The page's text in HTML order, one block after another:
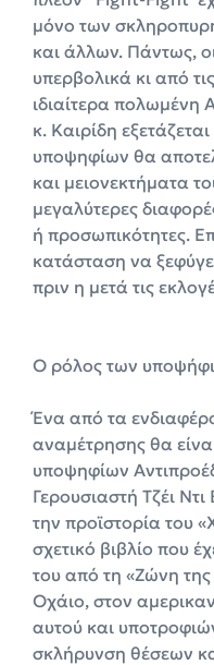
μόνο των
και άλλων. Πάντως,
υπερβολικά κι από
ιδιαίτερα πολωμένη
κ. Καιρίδη
υποψηφίων θα
και μειονεκτήματα
μεγαλύτερες
ή προσωπικότητες.
κατάσταση να
πριν η μετά τις
Ο ρόλος των
Ένα από τα
αναμέτρησης θα
υποψηφίων
Γερουσιαστή Τζέι
την προϊστορία του
σχετικό βιβλίο που
του από τη «Ζώνη
Οχάιο, στον
αυτού και
σκλήρυνση θέσεων